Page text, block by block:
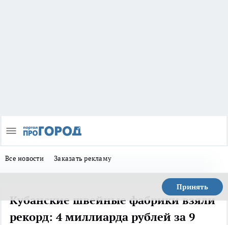
Все новости Заказать рекламу
Принять
Кубанские швейные фабрики взяли
рекорд: 4 миллиарда рублей за 9